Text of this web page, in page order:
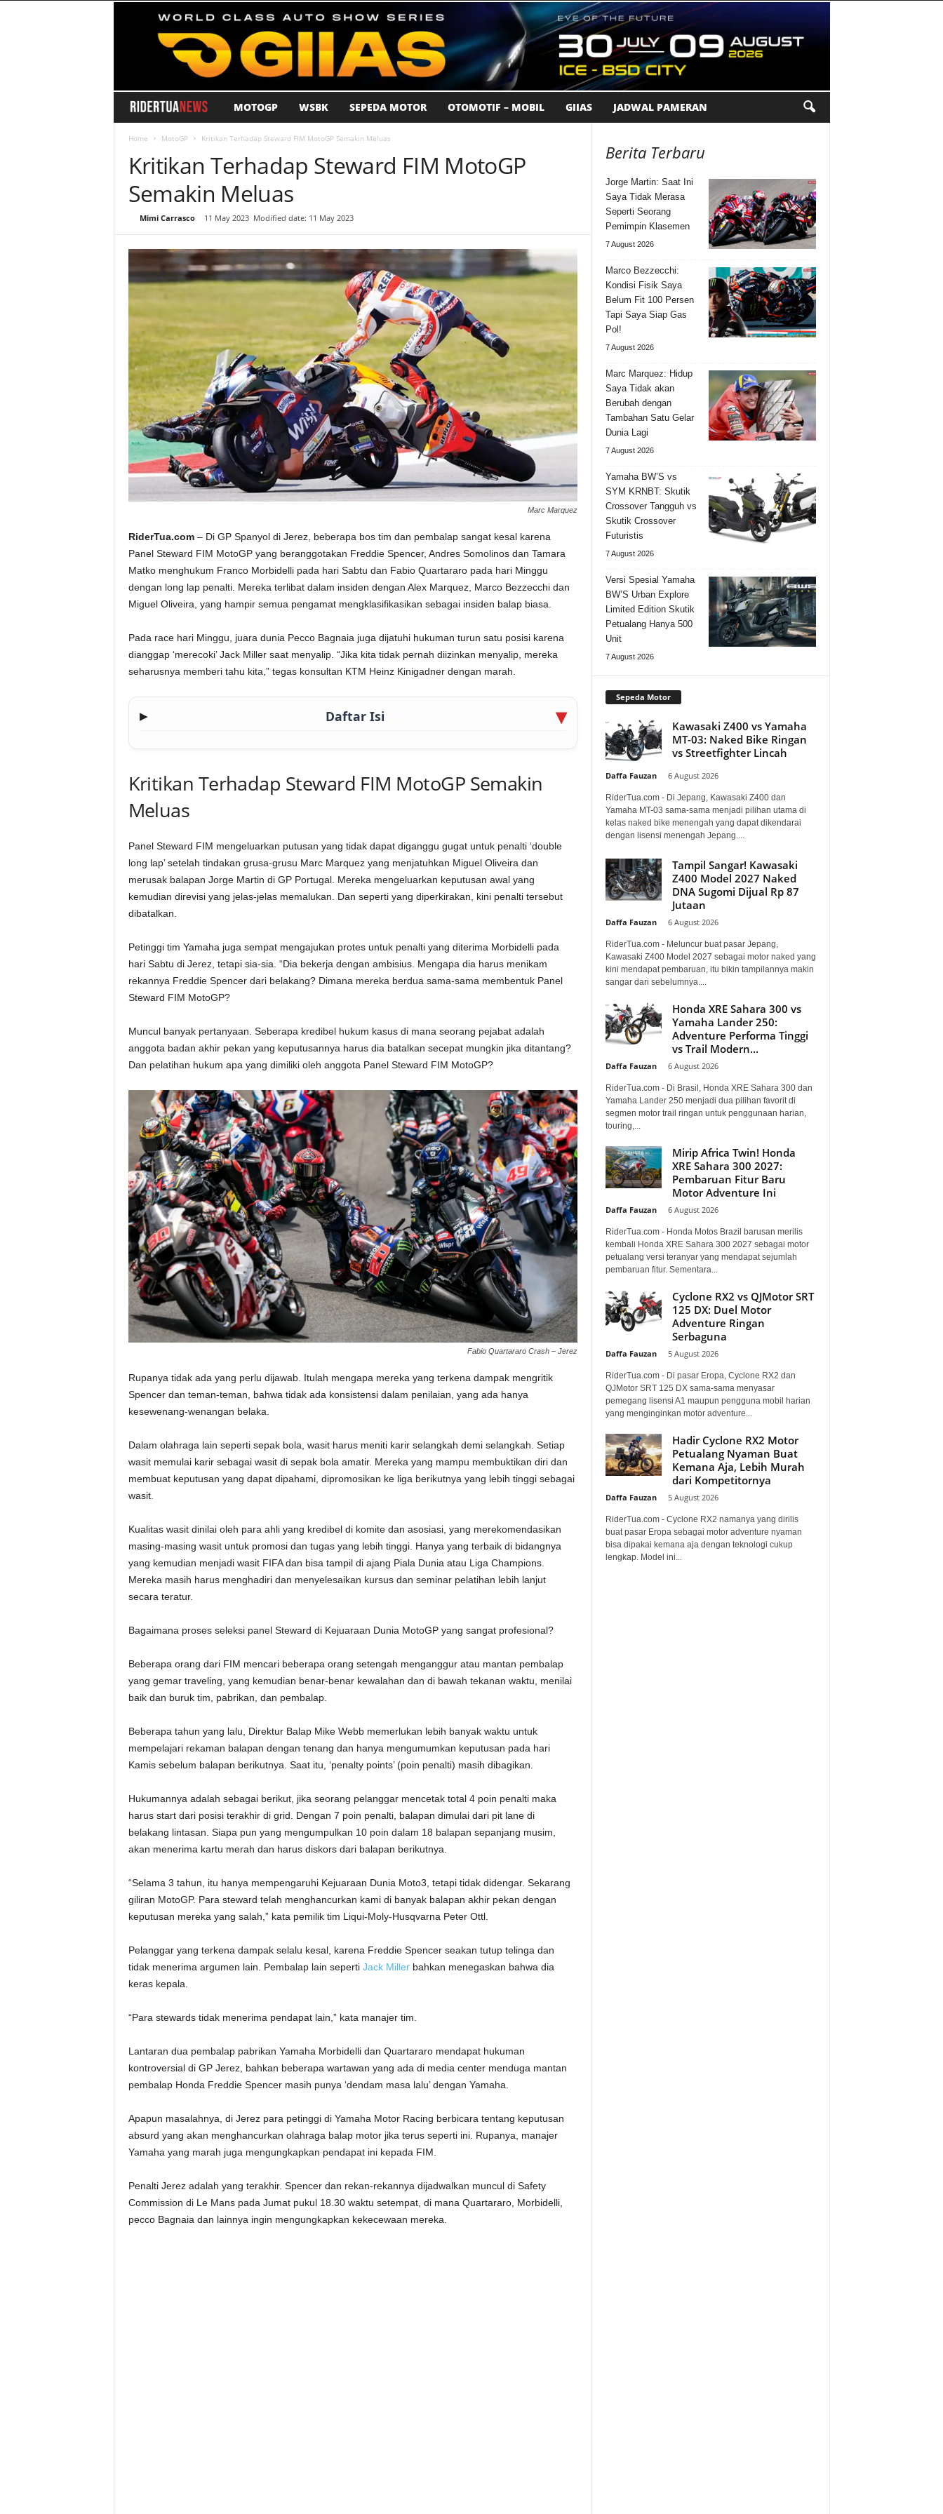
i
d
e
.
c
o
m
MOTOGP WSBK SEPEDA MOTOR OTOMOTIF – MOBIL GIIAS JADWAL PAMERAN
Home MotoGP Kritikan Terhadap Steward FIM MotoGP Semakin Meluas
Kritikan Terhadap Steward FIM MotoGP
Semakin Meluas
Mimi Carrasco- 11 May 2023 Modified date: 11 May 2023
Marc Marquez
RiderTua.com– Di GP Spanyol di Jerez, beberapa bos tim dan pembalap sangat kesal karena
Panel Steward FIM MotoGP yang beranggotakan Freddie Spencer, Andres Somolinos dan Tamara
Matko menghukum Franco Morbidelli pada hari Sabtu dan Fabio Quartararo pada hari Minggu
dengan long lap penalti. Mereka terlibat dalam insiden dengan Alex Marquez, Marco Bezzecchi dan
Miguel Oliveira, yang hampir semua pengamat mengklasifikasikan sebagai insiden balap biasa.
Pada race hari Minggu, juara dunia Pecco Bagnaia juga dijatuhi hukuman turun satu posisi karena
dianggap ‘merecoki’ Jack Miller saat menyalip. “Jika kita tidak pernah diizinkan menyalip, mereka
seharusnya memberi tahu kita,” tegas konsultan KTM Heinz Kinigadner dengan marah.
▶ Daftar Isi
Kritikan Terhadap Steward FIM MotoGP Semakin
Meluas
Panel Steward FIM mengeluarkan putusan yang tidak dapat diganggu gugat untuk penalti ‘double
long lap’ setelah tindakan grusa-grusu Marc Marquez yang menjatuhkan Miguel Oliveira dan
merusak balapan Jorge Martin di GP Portugal. Mereka mengeluarkan keputusan awal yang
kemudian direvisi yang jelas-jelas memalukan. Dan seperti yang diperkirakan, kini penalti tersebut
dibatalkan.
Petinggi tim Yamaha juga sempat mengajukan protes untuk penalti yang diterima Morbidelli pada
hari Sabtu di Jerez, tetapi sia-sia. “Dia bekerja dengan ambisius. Mengapa dia harus menikam
rekannya Freddie Spencer dari belakang? Dimana mereka berdua sama-sama membentuk Panel
Steward FIM MotoGP?
Muncul banyak pertanyaan. Seberapa kredibel hukum kasus di mana seorang pejabat adalah
anggota badan akhir pekan yang keputusannya harus dia batalkan secepat mungkin jika ditantang?
Dan pelatihan hukum apa yang dimiliki oleh anggota Panel Steward FIM MotoGP?
Fabio Quartararo Crash – Jerez
Rupanya tidak ada yang perlu dijawab. Itulah mengapa mereka yang terkena dampak mengritik
Spencer dan teman-teman, bahwa tidak ada konsistensi dalam penilaian, yang ada hanya
kesewenang-wenangan belaka.
Dalam olahraga lain seperti sepak bola, wasit harus meniti karir selangkah demi selangkah. Setiap
wasit memulai karir sebagai wasit di sepak bola amatir. Mereka yang mampu membuktikan diri dan
membuat keputusan yang dapat dipahami, dipromosikan ke liga berikutnya yang lebih tinggi sebagai
wasit.
Kualitas wasit dinilai oleh para ahli yang kredibel di komite dan asosiasi, yang merekomendasikan
masing-masing wasit untuk promosi dan tugas yang lebih tinggi. Hanya yang terbaik di bidangnya
yang kemudian menjadi wasit FIFA dan bisa tampil di ajang Piala Dunia atau Liga Champions.
Mereka masih harus menghadiri dan menyelesaikan kursus dan seminar pelatihan lebih lanjut
secara teratur.
Bagaimana proses seleksi panel Steward di Kejuaraan Dunia MotoGP yang sangat profesional?
Beberapa orang dari FIM mencari beberapa orang setengah menganggur atau mantan pembalap
yang gemar traveling, yang kemudian benar-benar kewalahan dan di bawah tekanan waktu, menilai
baik dan buruk tim, pabrikan, dan pembalap.
Beberapa tahun yang lalu, Direktur Balap Mike Webb memerlukan lebih banyak waktu untuk
mempelajari rekaman balapan dengan tenang dan hanya mengumumkan keputusan pada hari
Kamis sebelum balapan berikutnya. Saat itu, ‘penalty points’ (poin penalti) masih dibagikan.
Hukumannya adalah sebagai berikut, jika seorang pelanggar mencetak total 4 poin penalti maka
harus start dari posisi terakhir di grid. Dengan 7 poin penalti, balapan dimulai dari pit lane di
belakang lintasan. Siapa pun yang mengumpulkan 10 poin dalam 18 balapan sepanjang musim,
akan menerima kartu merah dan harus diskors dari balapan berikutnya.
“Selama 3 tahun, itu hanya mempengaruhi Kejuaraan Dunia Moto3, tetapi tidak didengar. Sekarang
giliran MotoGP. Para steward telah menghancurkan kami di banyak balapan akhir pekan dengan
keputusan mereka yang salah,” kata pemilik tim Liqui-Moly-Husqvarna Peter Ottl.
Pelanggar yang terkena dampak selalu kesal, karena Freddie Spencer seakan tutup telinga dan
tidak menerima argumen lain. Pembalap lain seperti Jack Millerbahkan menegaskan bahwa dia
keras kepala.
“Para stewards tidak menerima pendapat lain,” kata manajer tim.
Lantaran dua pembalap pabrikan Yamaha Morbidelli dan Quartararo mendapat hukuman
kontroversial di GP Jerez, bahkan beberapa wartawan yang ada di media center menduga mantan
pembalap Honda Freddie Spencer masih punya ‘dendam masa lalu’ dengan Yamaha.
Apapun masalahnya, di Jerez para petinggi di Yamaha Motor Racing berbicara tentang keputusan
absurd yang akan menghancurkan olahraga balap motor jika terus seperti ini. Rupanya, manajer
Yamaha yang marah juga mengungkapkan pendapat ini kepada FIM.
Penalti Jerez adalah yang terakhir. Spencer dan rekan-rekannya dijadwalkan muncul di Safety
Commission di Le Mans pada Jumat pukul 18.30 waktu setempat, di mana Quartararo, Morbidelli,
pecco Bagnaia dan lainnya ingin mengungkapkan kekecewaan mereka.
Berita Terbaru
Jorge Martin: Saat Ini
Saya Tidak Merasa
Seperti Seorang
Pemimpin Klasemen
7 August 2026
Marco Bezzecchi:
Kondisi Fisik Saya
Belum Fit 100 Persen
Tapi Saya Siap Gas
Pol!
7 August 2026
Marc Marquez: Hidup
Saya Tidak akan
Berubah dengan
Tambahan Satu Gelar
Dunia Lagi
7 August 2026
Yamaha BW’S vs
SYM KRNBT: Skutik
Crossover Tangguh vs
Skutik Crossover
Futuristis
7 August 2026
Versi Spesial Yamaha
BW’S Urban Explore
Limited Edition Skutik
Petualang Hanya 500
Unit
7 August 2026
Sepeda Motor
Kawasaki Z400 vs Yamaha
MT-03: Naked Bike Ringan
vs Streetfighter Lincah
Daffa Fauzan 6 August 2026
RiderTua.com - Di Jepang, Kawasaki Z400 dan
Yamaha MT-03 sama-sama menjadi pilihan utama di
kelas naked bike menengah yang dapat dikendarai
dengan lisensi menengah Jepang....
Tampil Sangar! Kawasaki
Z400 Model 2027 Naked
DNA Sugomi Dijual Rp 87
Jutaan
Daffa Fauzan 6 August 2026
RiderTua.com - Meluncur buat pasar Jepang,
Kawasaki Z400 Model 2027 sebagai motor naked yang
kini mendapat pembaruan, itu bikin tampilannya makin
sangar dari sebelumnya....
Honda XRE Sahara 300 vs
Yamaha Lander 250:
Adventure Performa Tinggi
vs Trail Modern...
Daffa Fauzan 6 August 2026
RiderTua.com - Di Brasil, Honda XRE Sahara 300 dan
Yamaha Lander 250 menjadi dua pilihan favorit di
segmen motor trail ringan untuk penggunaan harian,
touring,...
Mirip Africa Twin! Honda
XRE Sahara 300 2027:
Pembaruan Fitur Baru
Motor Adventure Ini
Daffa Fauzan 6 August 2026
RiderTua.com - Honda Motos Brazil barusan merilis
kembali Honda XRE Sahara 300 2027 sebagai motor
petualang versi teranyar yang mendapat sejumlah
pembaruan fitur. Sementara...
Cyclone RX2 vs QJMotor SRT
125 DX: Duel Motor
Adventure Ringan
Serbaguna
Daffa Fauzan 5 August 2026
RiderTua.com - Di pasar Eropa, Cyclone RX2 dan
QJMotor SRT 125 DX sama-sama menyasar
pemegang lisensi A1 maupun pengguna mobil harian
yang menginginkan motor adventure...
Hadir Cyclone RX2 Motor
Petualang Nyaman Buat
Kemana Aja, Lebih Murah
dari Kompetitornya
Daffa Fauzan 5 August 2026
RiderTua.com - Cyclone RX2 namanya yang dirilis
buat pasar Eropa sebagai motor adventure nyaman
bisa dipakai kemana aja dengan teknologi cukup
lengkap. Model ini...